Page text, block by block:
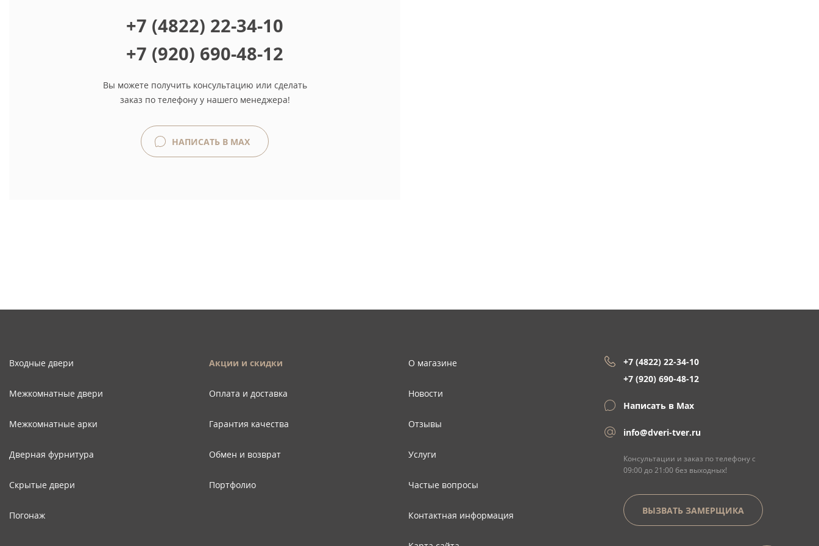
+7 (4822) 22-34-10
+7 (920) 690-48-12
Вы можете получить консультацию или сделать
заказ по телефону у нашего менеджера!
НАПИСАТЬ В MAX
Входные двери
Межкомнатные двери
Межкомнатные арки
Дверная фурнитура
Скрытые двери
Погонаж
Акции и скидки
Оплата и доставка
Гарантия качества
Обмен и возврат
Портфолио
О магазине
Новости
Отзывы
Услуги
Частые вопросы
Контактная информация
+7 (4822) 22-34-10
+7 (920) 690-48-12
Написать в Max
info@dveri-tver.ru
Консультации и заказ по телефону с
09:00 до 21:00 без выходных!
ВЫЗВАТЬ ЗАМЕРЩИКА